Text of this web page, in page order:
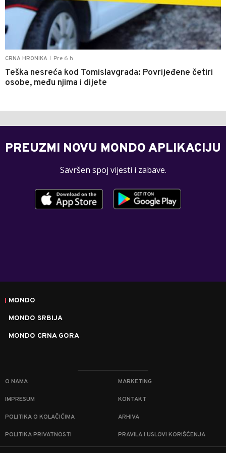
CRNA HRONIKA Pre 6 h
Teška nesreća kod Tomislavgrada: Povrijeđene četiri
osobe, među njima i dijete
PREUZMI NOVU MONDO APLIKACIJU
Savršen spoj vijesti i zabave.
MONDO
MONDO SRBIJA
MONDO CRNA GORA
O NAMA MARKETING
IMPRESUM KONTAKT
POLITIKA O KOLAČIĆIMA ARHIVA
POLITIKA PRIVATNOSTI PRAVILA I USLOVI KORIŠĆENJA